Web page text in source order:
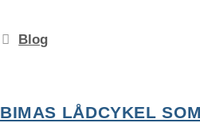
Kategorier
Blog
BIMAS LÅDCYKEL